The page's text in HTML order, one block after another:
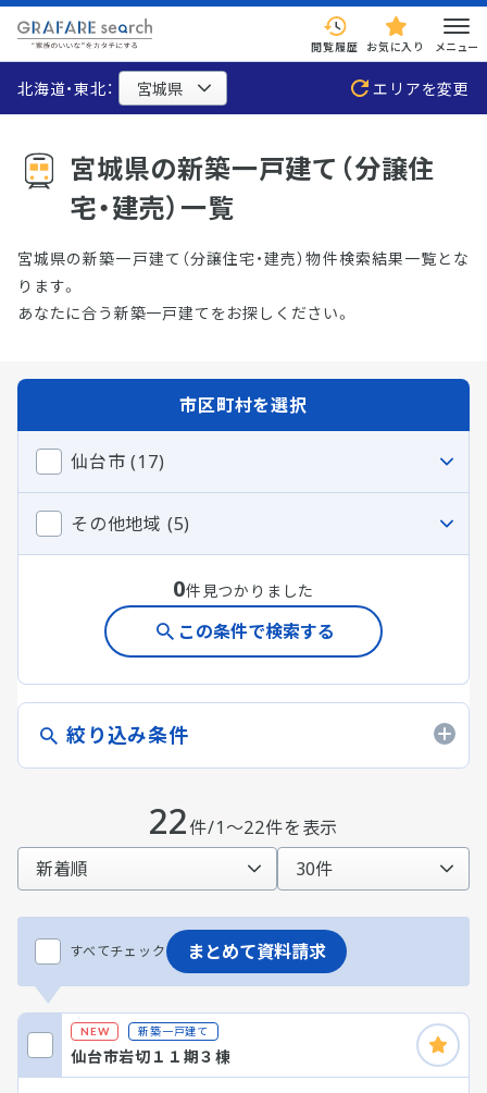
閲覧履歴 お気に入り メニュー
北海道・東北： エリアを変更
宮城県の新築一戸建て（分譲住
宅・建売）一覧
宮城県の新築一戸建て（分譲住宅・建売）物件検索結果一覧とな
ります。
あなたに合う新築一戸建てをお探しください。
22件/1～22件を表示
すべてチェック まとめて資料請求
NEW 新築一戸建て
仙台市岩切１１期３棟
市区町村を選択
仙台市 (17)
その他地域 (5)
0件見つかりました
この条件で検索する
絞り込み条件